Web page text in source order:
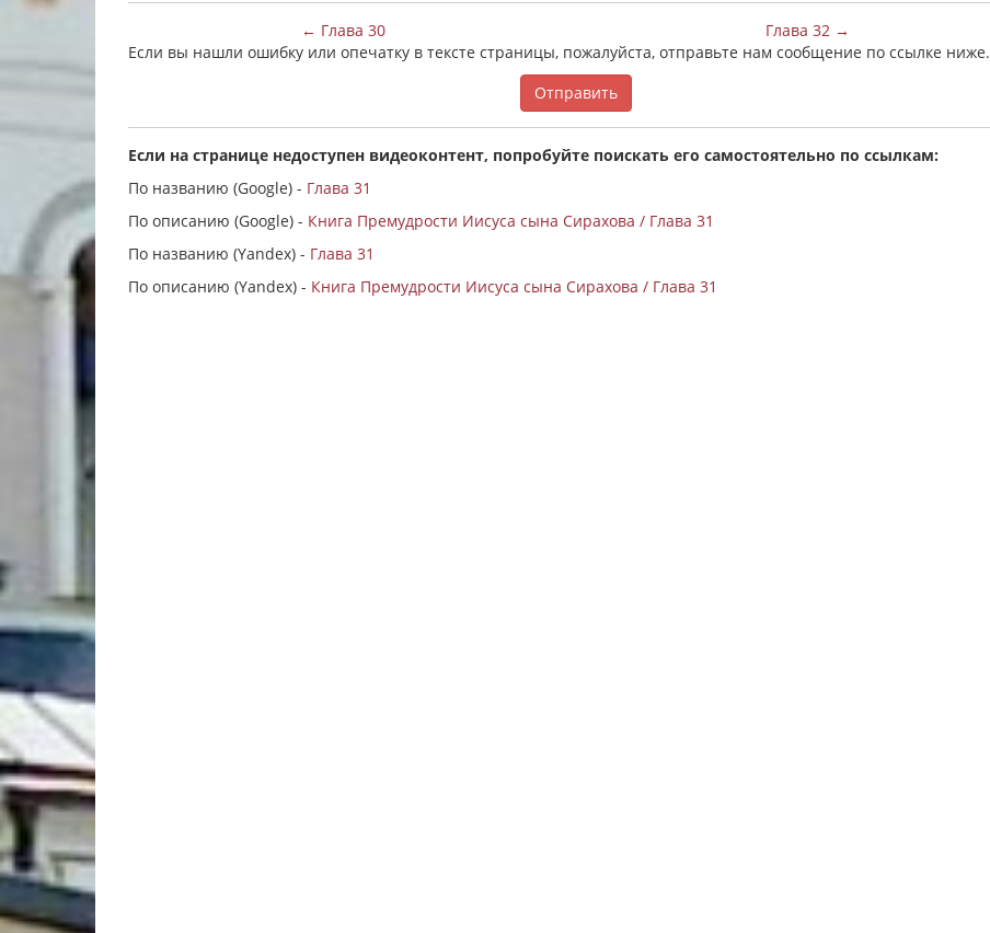
← Глава 30
Глава 32 →
Если вы нашли ошибку или опечатку в тексте страницы, пожалуйста, отправьте нам сообщение по ссылке ниже.
Отправить
Если на странице недоступен видеоконтент, попробуйте поискать его самостоятельно по ссылкам:
По названию (Google) - Глава 31
По описанию (Google) - Книга Премудрости Иисуса сына Сирахова / Глава 31
По названию (Yandex) - Глава 31
По описанию (Yandex) - Книга Премудрости Иисуса сына Сирахова / Глава 31